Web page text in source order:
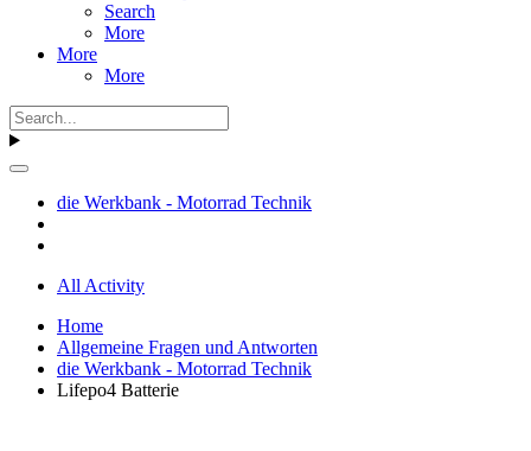
Search
More
More
More
die Werkbank - Motorrad Technik
All Activity
Home
Allgemeine Fragen und Antworten
die Werkbank - Motorrad Technik
Lifepo4 Batterie